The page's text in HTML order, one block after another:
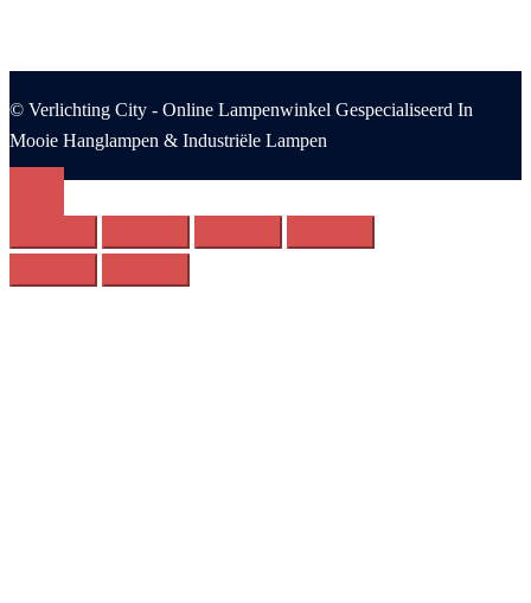
© Verlichting City - Online Lampenwinkel Gespecialiseerd In
Mooie Hanglampen & Industriële Lampen